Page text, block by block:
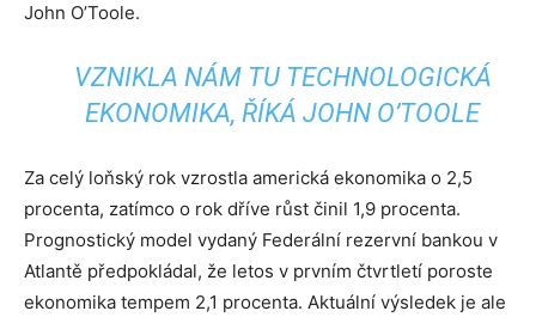
John O’Toole.
VZNIKLA NÁM TU TECHNOLOGICKÁ
EKONOMIKA, ŘÍKÁ JOHN O’TOOLE
Za celý loňský rok vzrostla americká ekonomika o 2,5
procenta, zatímco o rok dříve růst činil 1,9 procenta.
Prognostický model vydaný Federální rezervní bankou v
Atlantě předpokládal, že letos v prvním čtvrtletí poroste
ekonomika tempem 2,1 procenta. Aktuální výsledek je ale